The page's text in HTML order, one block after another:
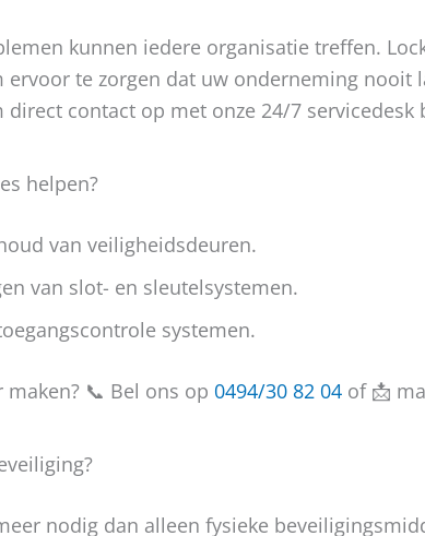
kunnen iedere organisatie treffen.
ervoor te zorgen dat uw onderneming nooit
direct contact op met onze 24/7 servicedesk
helpen?
van veiligheidsdeuren.
van slot- en sleutelsystemen.
systemen.
📞 Bel ons op 0494/30 82 04 of 📩
nodig dan alleen fysieke